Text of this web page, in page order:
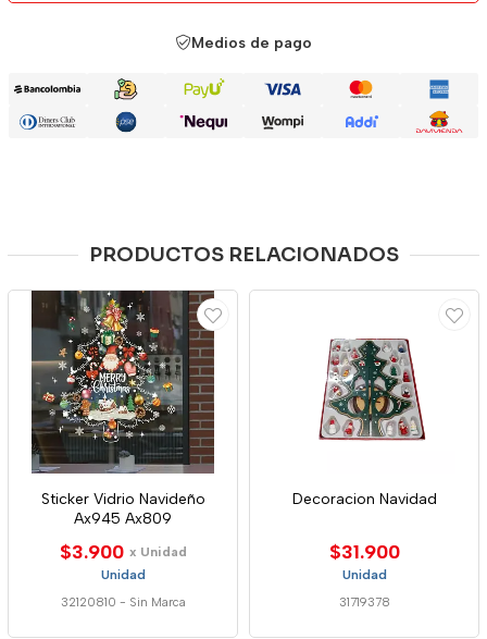
Medios de pago
PRODUCTOS RELACIONADOS
Sticker Vidrio Navideño
Ax945 Ax809
$3.900 x Unidad
Unidad
32120810 - Sin Marca
Decoracion Navidad
$31.900
Unidad
31719378